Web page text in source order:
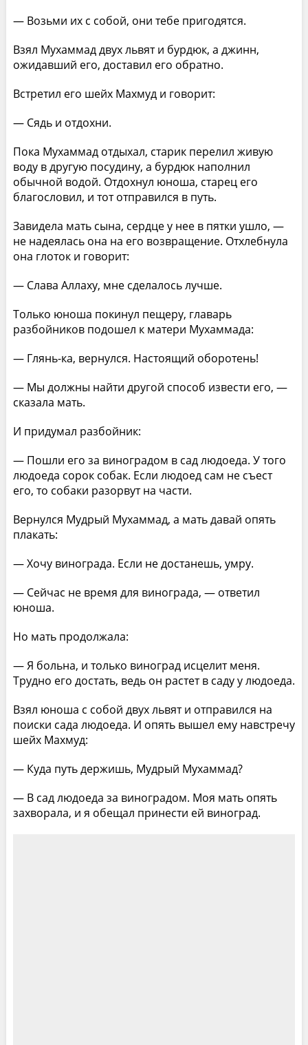
— Возьми их с собой, они тебе пригодятся.
Взял Мухаммад двух львят и бурдюк, а джинн,
ожидавший его, доставил его обратно.
Встретил его шейх Махмуд и говорит:
— Сядь и отдохни.
Пока Мухаммад отдыхал, старик перелил живую
воду в другую посудину, а бурдюк наполнил
обычной водой. Отдохнул юноша, старец его
благословил, и тот отправился в путь.
Завидела мать сына, сердце у нее в пятки ушло, —
не надеялась она на его возвращение. Отхлебнула
она глоток и говорит:
— Слава Аллаху, мне сделалось лучше.
Только юноша покинул пещеру, главарь
разбойников подошел к матери Мухаммада:
— Глянь-ка, вернулся. Настоящий оборотень!
— Мы должны найти другой способ извести его, —
сказала мать.
И придумал разбойник:
— Пошли его за виноградом в сад людоеда. У того
людоеда сорок собак. Если людоед сам не съест
его, то собаки разорвут на части.
Вернулся Мудрый Мухаммад, а мать давай опять
плакать:
— Хочу винограда. Если не достанешь, умру.
— Сейчас не время для винограда, — ответил
юноша.
Но мать продолжала:
— Я больна, и только виноград исцелит меня.
Трудно его достать, ведь он растет в саду у людоеда.
Взял юноша с собой двух львят и отправился на
поиски сада людоеда. И опять вышел ему навстречу
шейх Махмуд:
— Куда путь держишь, Мудрый Мухаммад?
— В сад людоеда за виноградом. Моя мать опять
захворала, и я обещал принести ей виноград.